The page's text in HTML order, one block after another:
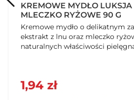
KREMOWE MYDŁO
MLECZKO RYŻOWE 90 G
Kremowe mydło o delikatnym
ekstrakt z lnu oraz mleczko
naturalnych właściwości
1,94 zł